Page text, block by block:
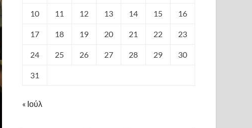
10 11 12 13 14 15 16
17 18 19 20 21 22 23
24 25 26 27 28 29 30
31
« Ιούλ